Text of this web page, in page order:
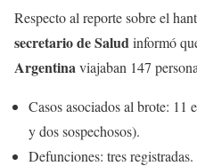
Respecto al reporte sobre el
secretario de Saludinformó
Argentinaviajaban 147
Casos asociados al brote: 11
y dos sospechosos).
Defunciones: tres registradas.